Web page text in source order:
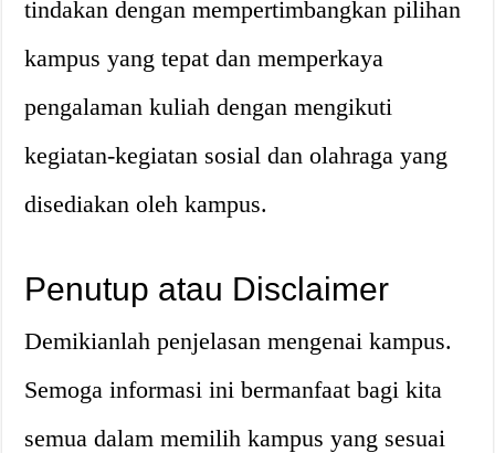
tindakan dengan mempertimbangkan pilihan
kampus yang tepat dan memperkaya
pengalaman kuliah dengan mengikuti
kegiatan-kegiatan sosial dan olahraga yang
disediakan oleh kampus.
Penutup atau Disclaimer
Demikianlah penjelasan mengenai kampus.
Semoga informasi ini bermanfaat bagi kita
semua dalam memilih kampus yang sesuai